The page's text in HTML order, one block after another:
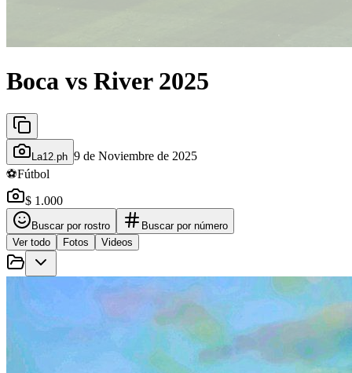
Boca vs River 2025
La12.ph 9 de Noviembre de 2025
⚽Fútbol
$ 1.000
Buscar por rostro
Buscar por número
Ver todo
Fotos Videos